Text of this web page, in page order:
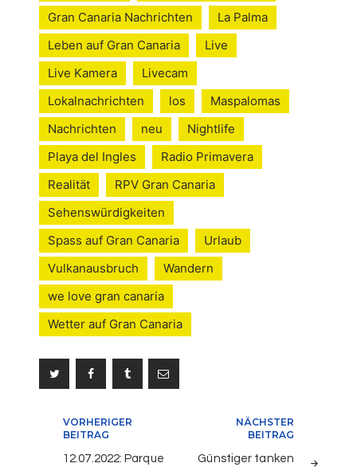
Gran Canaria Nachrichten
La Palma
Leben auf Gran Canaria
Live
Live Kamera
Livecam
Lokalnachrichten
los
Maspalomas
Nachrichten
neu
Nightlife
Playa del Ingles
Radio Primavera
Realität
RPV Gran Canaria
Sehenswürdigkeiten
Spass auf Gran Canaria
Urlaub
Vulkanausbruch
Wandern
we love gran canaria
Wetter auf Gran Canaria
Beitragsnavigation
VORHERIGER
BEITRAG
12.07.2022: Parque
NÄCHSTER
BEITRAG
Günstiger tanken